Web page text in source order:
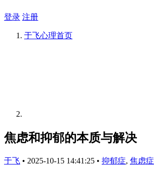
登录 注册
于飞心理首页
焦虑和抑郁的本质与解决
于飞 • 2025-10-15 14:41:25 • 抑郁症, 焦虑症